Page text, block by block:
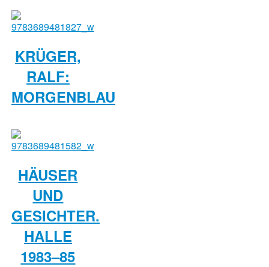
KRÜGER,
RALF:
MORGENBLAU
HÄUSER
UND
GESICHTER.
HALLE
1983–85